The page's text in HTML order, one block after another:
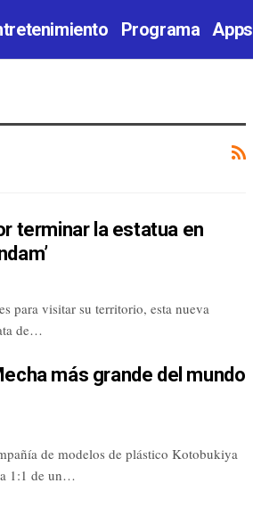
Programa Apps
terminar la estatua en
para visitar su territorio, esta nueva
de…
más grande del mundo
de modelos de plástico Kotobukiya
1:1 de un…